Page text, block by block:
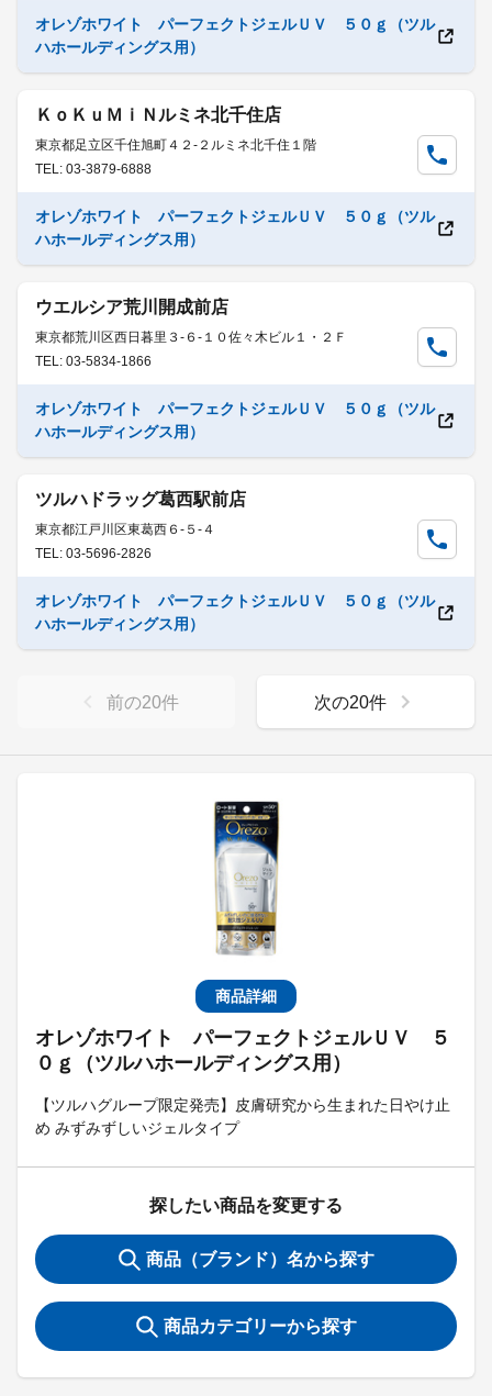
商品詳細
オレゾホワイト パーフェクトジェルＵＶ ５
０ｇ（ツルハホールディングス用）
【ツルハグループ限定発売】皮膚研究から生まれた日やけ止
め みずみずしいジェルタイプ
探したい商品を変更する
商品（ブランド）名から探す
商品カテゴリーから探す
オレゾホワイト パーフェクトジェルＵＶ ５０ｇ（ツル
ハホールディングス用）
ＫｏＫｕＭｉＮルミネ北千住店
東京都足立区千住旭町４２-２ルミネ北千住１階
TEL: 03-3879-6888
オレゾホワイト パーフェクトジェルＵＶ ５０ｇ（ツル
ハホールディングス用）
ウエルシア荒川開成前店
東京都荒川区西日暮里３-６-１０佐々木ビル１・２Ｆ
TEL: 03-5834-1866
オレゾホワイト パーフェクトジェルＵＶ ５０ｇ（ツル
ハホールディングス用）
ツルハドラッグ葛西駅前店
東京都江戸川区東葛西６-５-４
TEL: 03-5696-2826
オレゾホワイト パーフェクトジェルＵＶ ５０ｇ（ツル
ハホールディングス用）
前の20件 次の20件